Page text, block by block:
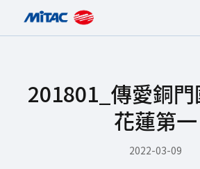
201801_傳愛銅
花蓮第一
2022-03-09